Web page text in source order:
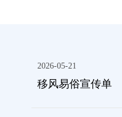
2026-05-21
移风易俗宣传单